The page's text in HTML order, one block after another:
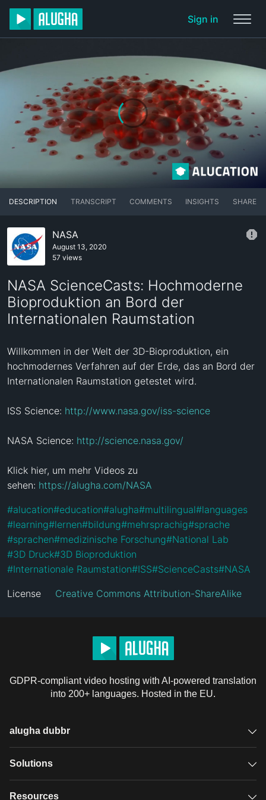
Sign in
DESCRIPTION TRANSCRIPT COMMENTS INSIGHTS SHARE
NASA
August 13, 2020
57 views
NASA ScienceCasts: Hochmoderne
Bioproduktion an Bord der
Internationalen Raumstation
Willkommen in der Welt der 3D-Bioproduktion, ein
hochmodernes Verfahren auf der Erde, das an Bord der
Internationalen Raumstation getestet wird.
ISS Science: http://www.nasa.gov/iss-science
NASA Science: http://science.nasa.gov/
Klick hier, um mehr Videos zu
sehen: https://alugha.com/NASA
#alucation#education#alugha#multilingual#languages
#learning#lernen#bildung#mehrsprachig#sprache
#sprachen#medizinische Forschung#National Lab
#3D Druck#3D Bioproduktion
#Internationale Raumstation#ISS#ScienceCasts#NASA
License Creative Commons Attribution-ShareAlike
GDPR-compliant video hosting with AI-powered translation
into 200+ languages. Hosted in the EU.
alugha dubbr
Overview
Solutions
GDPR video hosting
Resources